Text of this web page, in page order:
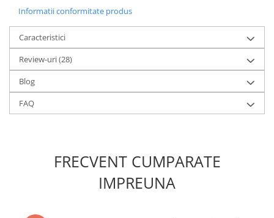
Informatii conformitate produs
Caracteristici
Review-uri(28)
Blog
FAQ
FRECVENT CUMPARATE
IMPREUNA